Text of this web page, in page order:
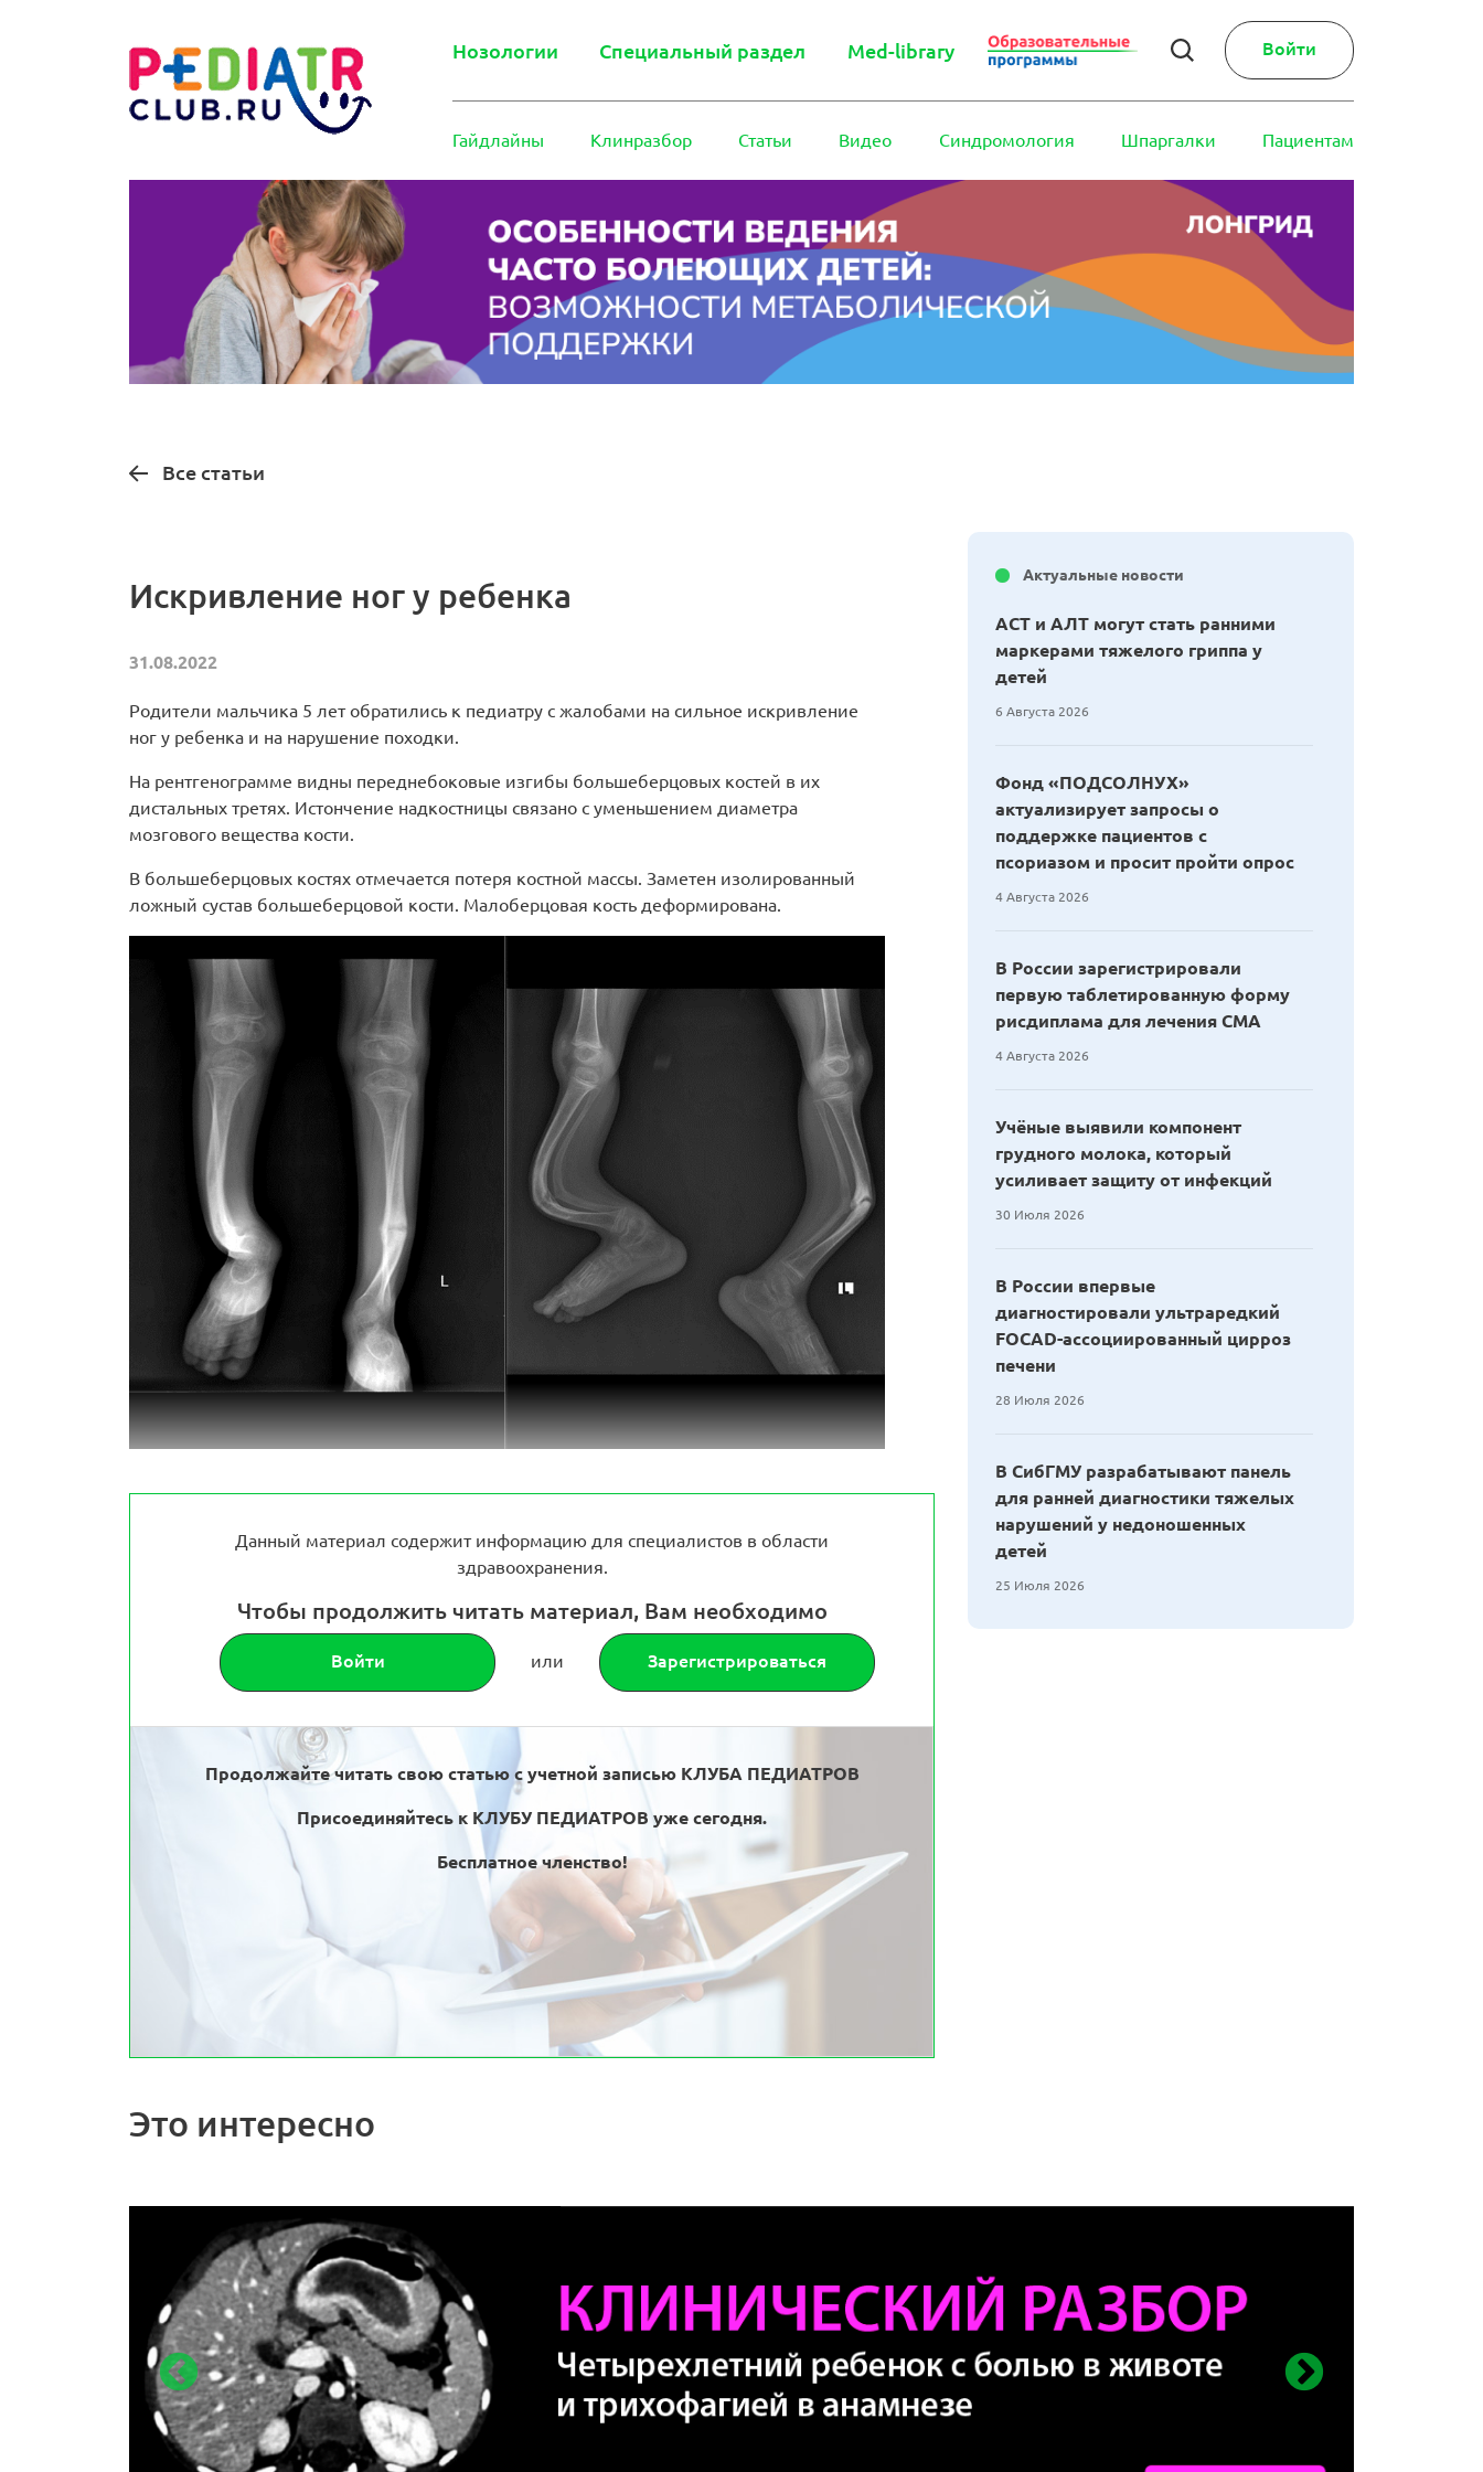
Нозологии Специальный раздел Med-library Войти
Гайдлайны Клинразбор Статьи Видео Синдромология Шпаргалки Пациентам
Все статьи
Искривление ног у ребенка
31.08.2022
Родители мальчика 5 лет обратились к педиатру с жалобами на сильное искривление
ног у ребенка и на нарушение походки.
На рентгенограмме видны переднебоковые изгибы большеберцовых костей в их
дистальных третях. Истончение надкостницы связано с уменьшением диаметра
мозгового вещества кости.
В большеберцовых костях отмечается потеря костной массы. Заметен изолированный
ложный сустав большеберцовой кости. Малоберцовая кость деформирована.
Данный материал содержит информацию для специалистов в области
здравоохранения.
Чтобы продолжить читать материал, Вам необходимо
Войти или Зарегистрироваться
Продолжайте читать свою статью с учетной записью КЛУБА ПЕДИАТРОВ
Присоединяйтесь к КЛУБУ ПЕДИАТРОВ уже сегодня.
Бесплатное членство!
Актуальные новости
АСТ и АЛТ могут стать ранними
маркерами тяжелого гриппа у
детей
6 Августа 2026
Фонд «ПОДСОЛНУХ»
актуализирует запросы о
поддержке пациентов с
псориазом и просит пройти опрос
4 Августа 2026
В России зарегистрировали
первую таблетированную форму
рисдиплама для лечения СМА
4 Августа 2026
Учёные выявили компонент
грудного молока, который
усиливает защиту от инфекций
30 Июля 2026
В России впервые
диагностировали ультраредкий
FOCAD-ассоциированный цирроз
печени
28 Июля 2026
В СибГМУ разрабатывают панель
для ранней диагностики тяжелых
нарушений у недоношенных
детей
25 Июля 2026
Это интересно